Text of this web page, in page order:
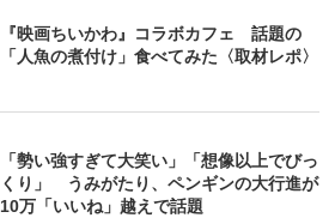
『映画ちいかわ』コラボカフェ 話題の
「人魚の煮付け」食べてみた〈取材レポ〉
「勢い強すぎて大笑い」「想像以上でびっ
くり」 うみがたり、ペンギンの大行進が
10万「いいね」越えで話題